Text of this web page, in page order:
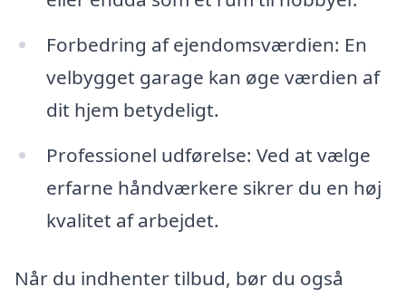
Forbedring af ejendomsværdien: En
velbygget garage kan øge værdien af
dit hjem betydeligt.
Professionel udførelse: Ved at vælge
erfarne håndværkere sikrer du en høj
kvalitet af arbejdet.
Når du indhenter tilbud, bør du også